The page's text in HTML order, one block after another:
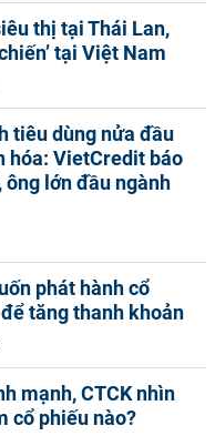
thị tại Thái Lan,
tại Việt Nam
tiêu dùng nửa đầu
hóa: VietCredit báo
ông lớn đầu ngành
phát hành cổ
tăng thanh khoản
mạnh, CTCK nhìn
cổ phiếu nào?